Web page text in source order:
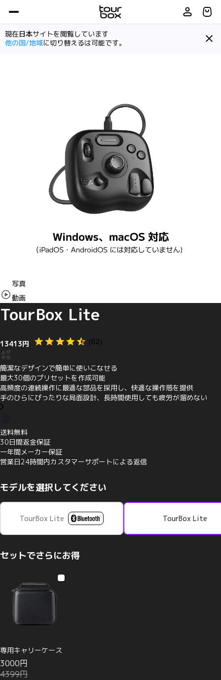
現在日本サイトを閲覧しています
他の国/地域に切り替えるは可能です。
Item
1
of
8
写真
動画
TourBox Lite
13413円
簡潔なデザインで簡単に使いこなせる
最大30個のプリセットを作成可能
高頻度の連続操作に最適な部品を採用し、快適な操作感を提供
手のひらにぴったりな局面設計、長時間使用しても疲労が溜めない
送料無料
30日間返金保証
一年間メーカー保証
営業日24時間内カスタマーサポートによる返信
モデルを選択してください
TourBox Lite TourBox Lite
セットでさらにお得
専用キャリーケース
3000円
4399円